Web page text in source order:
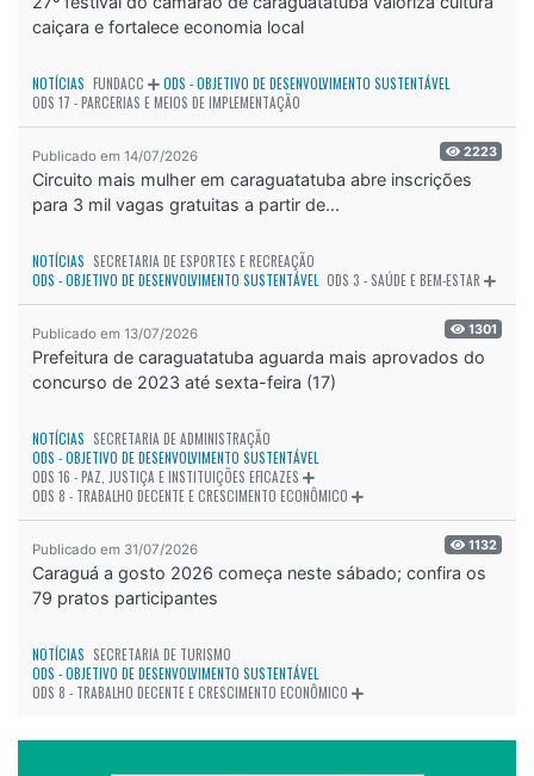
caiçara e fortalece economia local
NOTÍCIAS FUNDACC
ODS - OBJETIVO DE DESENVOLVIMENTO SUSTENTÁVEL
ODS 17 - PARCERIAS E MEIOS DE IMPLEMENTAÇÃO
Publicado em 14/07/2026 2223
Circuito mais mulher em caraguatatuba abre inscrições
para 3 mil vagas gratuitas a partir de...
NOTÍCIAS SECRETARIA DE ESPORTES E RECREAÇÃO
ODS - OBJETIVO DE DESENVOLVIMENTO SUSTENTÁVEL ODS 3 - SAÚDE E BEM-ESTAR
Publicado em 13/07/2026 1301
Prefeitura de caraguatatuba aguarda mais aprovados do
concurso de 2023 até sexta-feira (17)
NOTÍCIAS SECRETARIA DE ADMINISTRAÇÃO
ODS - OBJETIVO DE DESENVOLVIMENTO SUSTENTÁVEL
ODS 16 - PAZ, JUSTIÇA E INSTITUIÇÕES EFICAZES
ODS 8 - TRABALHO DECENTE E CRESCIMENTO ECONÔMICO
Publicado em 31/07/2026 1132
Caraguá a gosto 2026 começa neste sábado; confira os
79 pratos participantes
NOTÍCIAS SECRETARIA DE TURISMO
ODS - OBJETIVO DE DESENVOLVIMENTO SUSTENTÁVEL
ODS 8 - TRABALHO DECENTE E CRESCIMENTO ECONÔMICO